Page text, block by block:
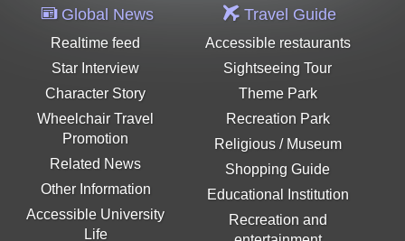
Global News
Realtime feed
Star Interview
Character Story
Wheelchair Travel
Promotion
Related News
Other Information
Accessible University
Life
Travel Guide
Accessible restaurants
Sightseeing Tour
Theme Park
Recreation Park
Religious / Museum
Shopping Guide
Educational Institution
Recreation and